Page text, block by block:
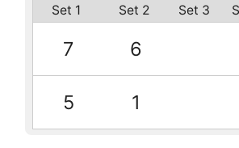
Set 1 Set 2 Set 3
7 6
5 1